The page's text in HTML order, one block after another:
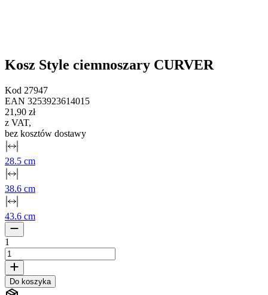
Kosz Style ciemnoszary CURVER
Kod 27947
EAN 3253923614015
21,90 zł
z VAT,
bez kosztów dostawy
28.5 cm
38.6 cm
43.6 cm
1
Do koszyka